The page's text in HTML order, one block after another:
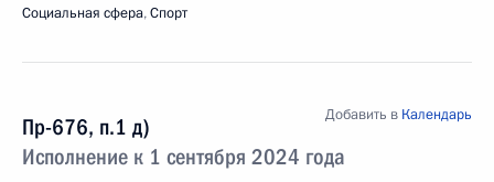
Социальная сфера,Спорт
Пр-676, п.1 д)
Исполнение к 1 сентября 2024 года
Добавить в Календарь